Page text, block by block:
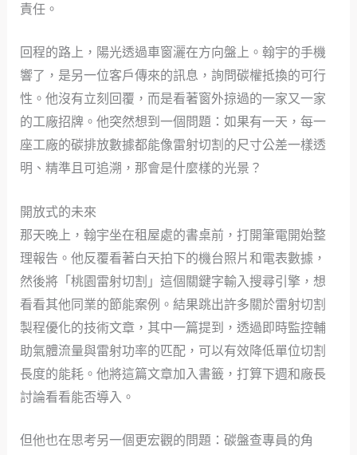
責任。
回程的路上，陽光透過車窗灑在方向盤上。翰宇的手機
響了，是另一位客戶傳來的訊息，詢問碳權抵換的可行
性。他沒有立刻回覆，而是看著窗外掠過的一家又一家
的工廠招牌。他突然想到一個問題：如果有一天，每一
座工廠的碳排放數據都能像雷射切割的尺寸公差一樣透
明、精準且可追溯，那會是什麼樣的光景？
開放式的未來
那天晚上，翰宇坐在租屋處的書桌前，打開筆電開始整
理報告。他反覆看著白天拍下的機台照片和電表數據，
然後將「桃園雷射切割」這個關鍵字輸入搜尋引擎，想
看看其他同業的節能案例。結果跳出許多關於雷射切割
製程優化的技術文章，其中一篇提到，透過即時監控輔
助氣體流量與雷射功率的匹配，可以有效降低單位切割
長度的能耗。他將這篇文章加入書籤，打算下週和廠長
討論看看能否導入。
但他也在思考另一個更宏觀的問題：碳盤查專員的角